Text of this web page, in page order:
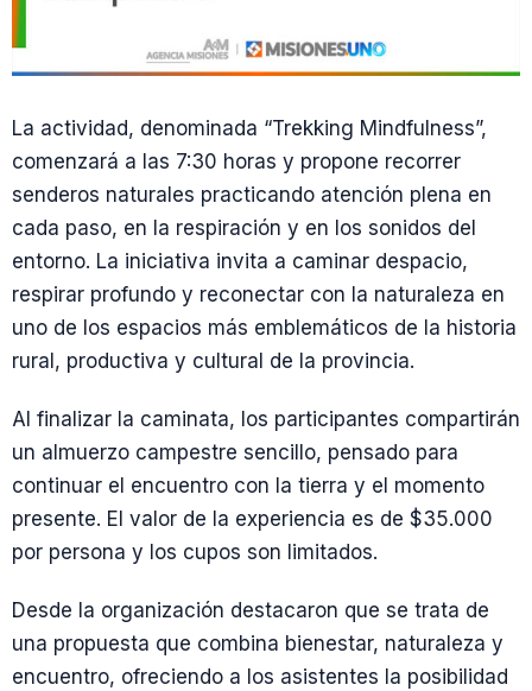
La actividad, denominada “Trekking Mindfulness”,
comenzará a las 7:30 horas y propone recorrer
senderos naturales practicando atención plena en
cada paso, en la respiración y en los sonidos del
entorno. La iniciativa invita a caminar despacio,
respirar profundo y reconectar con la naturaleza en
uno de los espacios más emblemáticos de la historia
rural, productiva y cultural de la provincia.
Al finalizar la caminata, los participantes compartirán
un almuerzo campestre sencillo, pensado para
continuar el encuentro con la tierra y el momento
presente. El valor de la experiencia es de $35.000
por persona y los cupos son limitados.
Desde la organización destacaron que se trata de
una propuesta que combina bienestar, naturaleza y
encuentro, ofreciendo a los asistentes la posibilidad